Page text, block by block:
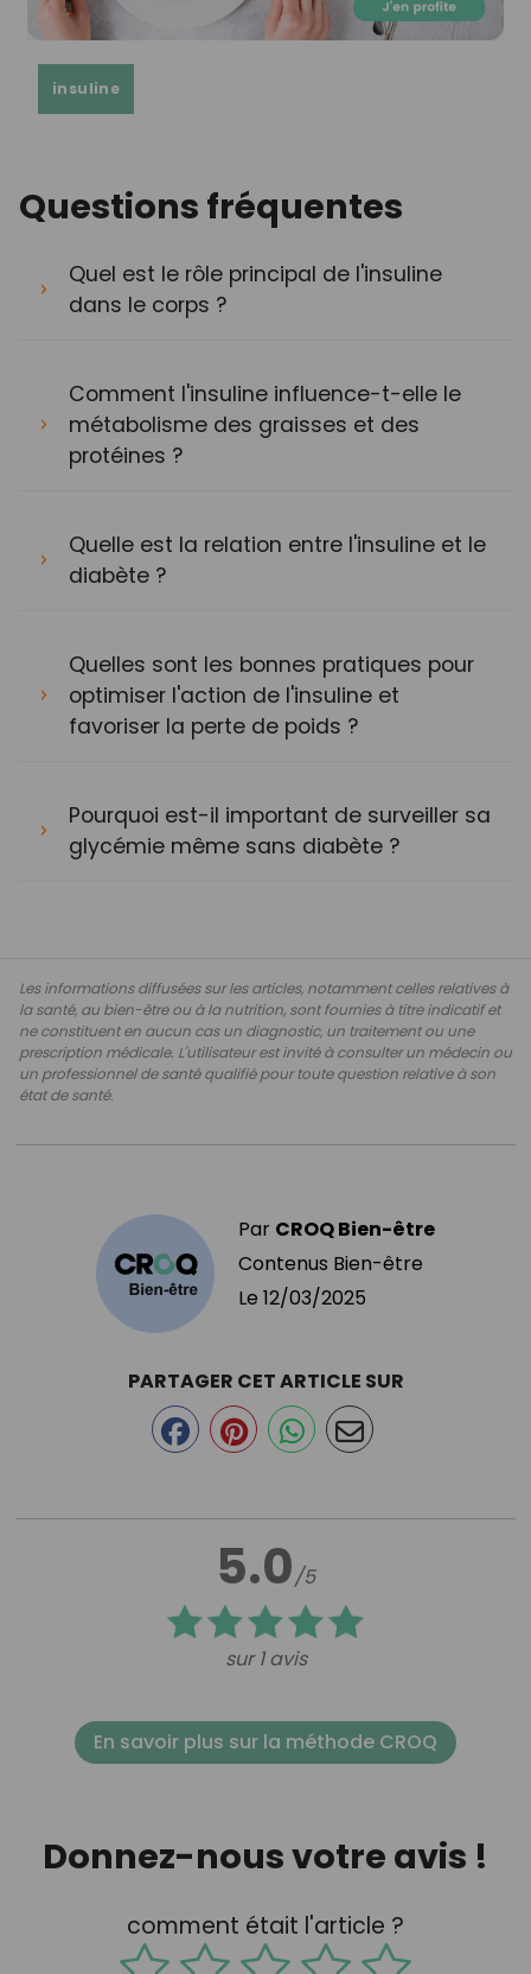
insuline
Questions fréquentes
Quel est le rôle principal de l'insuline
dans le corps ?
Comment l'insuline influence-t-elle le
métabolisme des graisses et des
protéines ?
Quelle est la relation entre l'insuline et le
diabète ?
Quelles sont les bonnes pratiques pour
optimiser l'action de l'insuline et
favoriser la perte de poids ?
Pourquoi est-il important de surveiller sa
glycémie même sans diabète ?
Les informations diffusées sur les articles, notamment celles relatives à
la santé, au bien-être ou à la nutrition, sont fournies à titre indicatif et
ne constituent en aucun cas un diagnostic, un traitement ou une
prescription médicale. L'utilisateur est invité à consulter un médecin ou
un professionnel de santé qualifié pour toute question relative à son
état de santé.
Par CROQ Bien-être
Contenus Bien-être
Le 12/03/2025
5.0/5
sur 1 avis
PARTAGER CET ARTICLE SUR
En savoir plus sur la méthode CROQ
Donnez-nous votre avis !
comment était l'article ?